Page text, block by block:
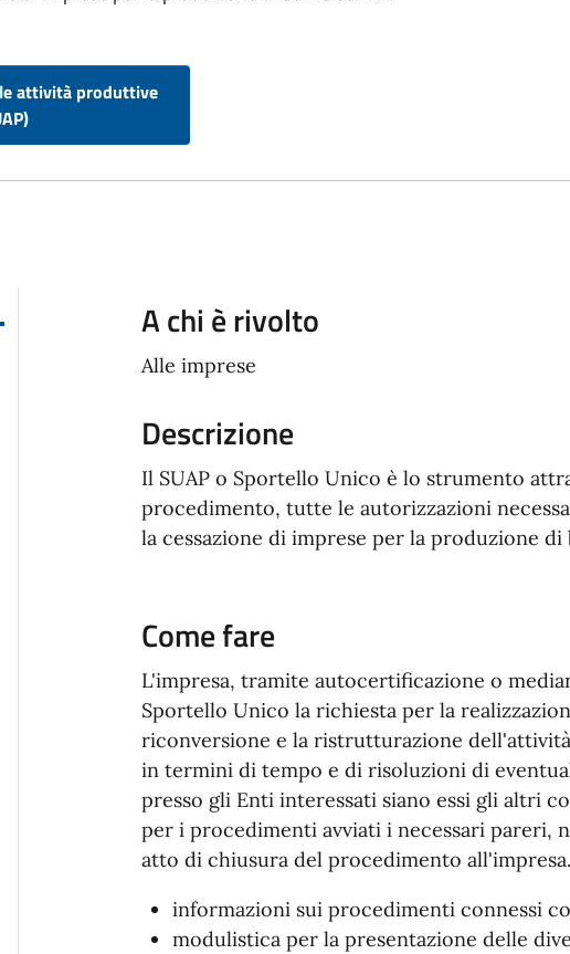
attività produttive
A chi è rivolto
Alle imprese
Descrizione
Il SUAP o Sportello Unico è lo strumento
procedimento, tutte le autorizzazioni
la cessazione di imprese per la produzione di
Come fare
L'impresa, tramite autocertificazione o
Sportello Unico la richiesta per la
riconversione e la ristrutturazione
in termini di tempo e di risoluzioni di
presso gli Enti interessati siano essi gli altri
per i procedimenti avviati i necessari pareri,
atto di chiusura del procedimento
informazioni sui procedimenti connessi
modulistica per la presentazione delle